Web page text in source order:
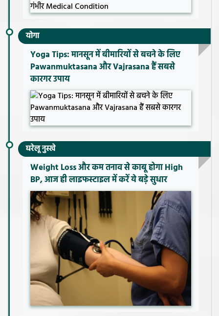
योगा
Yoga Tips: मानसून में बीमारियों से बचने के लिए
Pawanmuktasana और Vajrasana हैं सबसे
कारगर उपाय
घरेलू नुस्खे
Weight Loss और कम तनाव से काबू होगा High
BP, आज ही लाइफस्टाइल में करें ये बड़े सुधार